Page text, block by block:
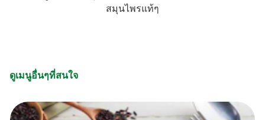
สมุนไพรแท้ๆ
ดูเมนูอื่นๆที่สนใจ